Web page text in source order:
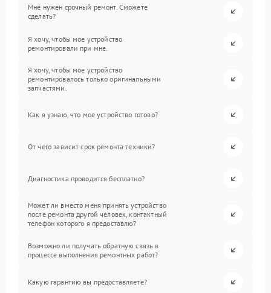
Мне нужен срочный ремонт. Сможете
сделать?
Я хочу, чтобы мое устройство
ремонтировали при мне.
Я хочу, чтобы мое устройство
ремонтировалось только оригинальными
запчастями.
Как я узнаю, что мое устройство готово?
От чего зависит срок ремонта техники?
Диагностика проводится бесплатно?
Может ли вместо меня принять устройство
после ремонта другой человек, контактный
телефон которого я предоставлю?
Возможно ли получать обратную связь в
процессе выполнения ремонтных работ?
Какую гарантию вы предоставляете?